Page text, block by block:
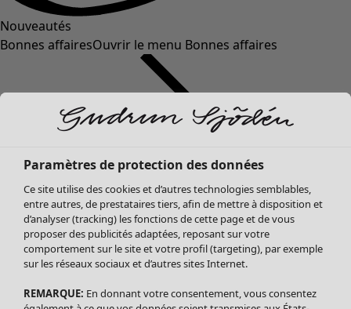
Nouveautés
Bonnes affairesOuvrir le menu Bonnes affaires
Soldes Vêtements
Tous les vêtements
Robes
Tuniques
Paramètres de protection des données
Ce site utilise des cookies et d’autres technologies semblables,
entre autres, de prestataires tiers, afin de mettre à disposition et
d’analyser (tracking) les fonctions de cette page et de vous
proposer des publicités adaptées, reposant sur votre
comportement sur le site et votre profil (targeting), par exemple
sur les réseaux sociaux et d’autres sites Internet.
REMARQUE: En donnant votre consentement, vous consentez